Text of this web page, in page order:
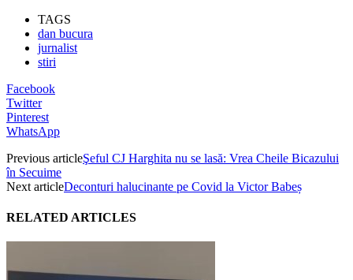
TAGS
dan bucura
jurnalist
stiri
Facebook
Twitter
Pinterest
WhatsApp
Previous articleŞeful CJ Harghita nu se lasă: Vrea Cheile Bicazului
în Secuime
Next articleDeconturi halucinante pe Covid la Victor Babeș
RELATED ARTICLES